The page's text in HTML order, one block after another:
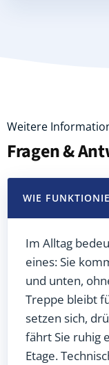
Weitere
Fragen &
WIE
Im Alltag
eines: Sie
und unten,
Treppe bleibt
setzen sich,
fährt Sie ruhig
Etage.